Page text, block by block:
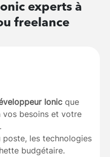
experts à
freelance
Ionic que
vos besoins et votre
les technologies
budgétaire.